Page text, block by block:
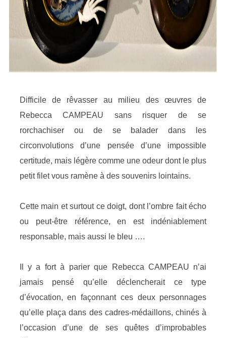
Difficile de rêvasser au milieu des œuvres de
Rebecca CAMPEAU sans risquer de se
rorchachiser ou de se balader dans les
circonvolutions d’une pensée d’une impossible
certitude, mais légère comme une odeur dont le plus
petit filet vous ramène à des souvenirs lointains.
Cette main et surtout ce doigt, dont l’ombre fait écho
ou peut-être référence, en est indéniablement
responsable, mais aussi le bleu ….
Il y a fort à parier que Rebecca CAMPEAU n’ai
jamais pensé qu’elle déclencherait ce type
d’évocation, en façonnant ces deux personnages
qu’elle plaça dans des cadres-médaillons, chinés à
l’occasion d’une de ses quêtes d’improbables